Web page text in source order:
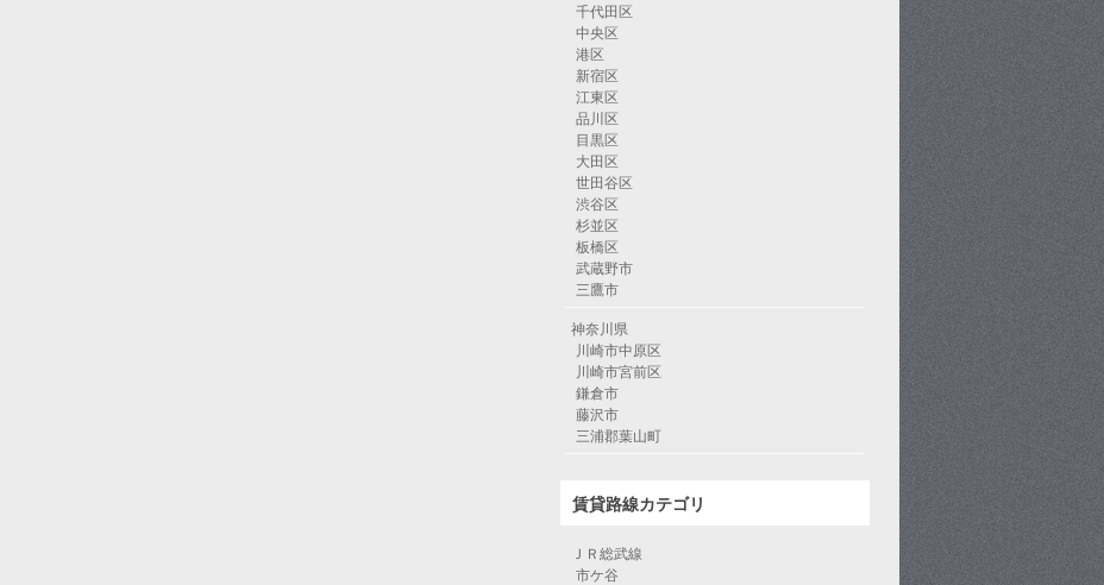
千代田区
中央区
港区
新宿区
江東区
品川区
目黒区
大田区
世田谷区
渋谷区
杉並区
板橋区
武蔵野市
三鷹市
神奈川県
川崎市中原区
川崎市宮前区
鎌倉市
藤沢市
三浦郡葉山町
賃貸路線カテゴリ
ＪＲ総武線
市ケ谷